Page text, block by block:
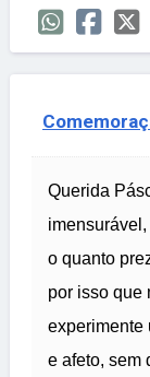
Querida
o quanto
por isso que
experimente
e afeto, sem